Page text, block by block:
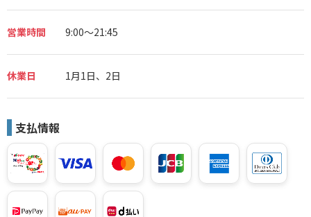
営業時間 9:00～21:45
休業日 1月1日、2日
支払情報